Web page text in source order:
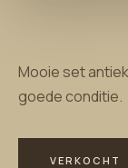
Mooie set
goede conditie.
VERKOCHT